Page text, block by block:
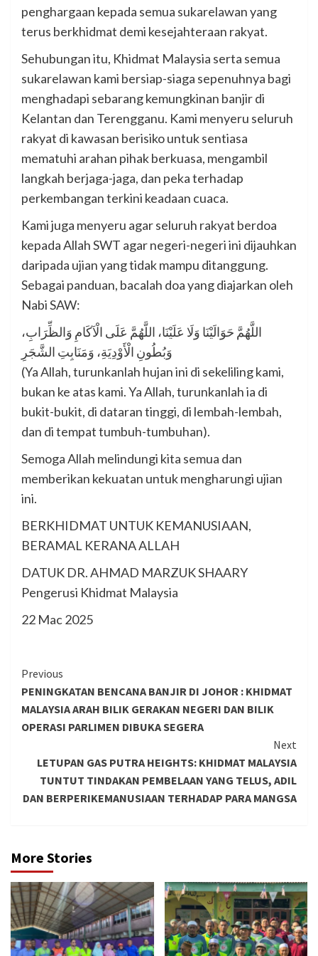
penghargaan kepada semua sukarelawan yang
terus berkhidmat demi kesejahteraan rakyat.
Sehubungan itu, Khidmat Malaysia serta semua
sukarelawan kami bersiap-siaga sepenuhnya bagi
menghadapi sebarang kemungkinan banjir di
Kelantan dan Terengganu. Kami menyeru seluruh
rakyat di kawasan berisiko untuk sentiasa
mematuhi arahan pihak berkuasa, mengambil
langkah berjaga-jaga, dan peka terhadap
perkembangan terkini keadaan cuaca.
Kami juga menyeru agar seluruh rakyat berdoa
kepada Allah SWT agar negeri-negeri ini dijauhkan
daripada ujian yang tidak mampu ditanggung.
Sebagai panduan, bacalah doa yang diajarkan oleh
Nabi SAW:
اللَّهُمَّ حَوَالَيْنَا وَلَا عَلَيْنَا، اللَّهُمَّ عَلَى الْآكَامِ وَالظِّرَابِ،
وَبُطُونِ الْأَوْدِيَةِ، وَمَنَابِتِ الشَّجَرِ
(Ya Allah, turunkanlah hujan ini di sekeliling kami,
bukan ke atas kami. Ya Allah, turunkanlah ia di
bukit-bukit, di dataran tinggi, di lembah-lembah,
dan di tempat tumbuh-tumbuhan).
Semoga Allah melindungi kita semua dan
memberikan kekuatan untuk mengharungi ujian
ini.
BERKHIDMAT UNTUK KEMANUSIAAN,
BERAMAL KERANA ALLAH
DATUK DR. AHMAD MARZUK SHAARY
Pengerusi Khidmat Malaysia
22 Mac 2025
Continue
Reading
Previous
PENINGKATAN BENCANA BANJIR DI JOHOR : KHIDMAT
MALAYSIA ARAH BILIK GERAKAN NEGERI DAN BILIK
OPERASI PARLIMEN DIBUKA SEGERA
Next
LETUPAN GAS PUTRA HEIGHTS: KHIDMAT MALAYSIA
TUNTUT TINDAKAN PEMBELAAN YANG TELUS, ADIL
DAN BERPERIKEMANUSIAAN TERHADAP PARA MANGSA
More Stories